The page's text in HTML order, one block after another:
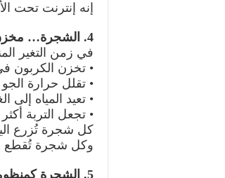
إنه إنترنت تحت
4. الشجرة… مخزن كربون يحمي المناخ
في زمن التغير
• تخزن الكربون
• تقلل حرارة الجو
• تعيد المياه إلى
• تجعل التربة
كل شجرة تُزرع
وكل شجرة تُقطع
5. الشجرة كمنظومة إنتاج… لا ككائن منفرد